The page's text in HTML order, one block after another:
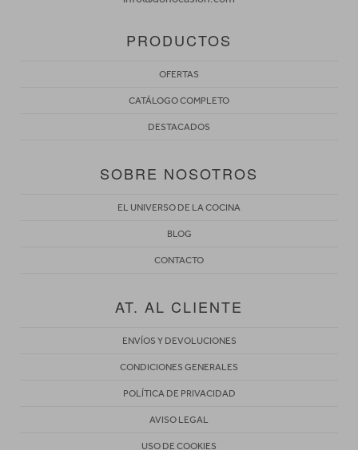
PRODUCTOS
OFERTAS
CATÁLOGO COMPLETO
DESTACADOS
SOBRE NOSOTROS
EL UNIVERSO DE LA COCINA
BLOG
CONTACTO
AT. AL CLIENTE
ENVÍOS Y DEVOLUCIONES
CONDICIONES GENERALES
POLÍTICA DE PRIVACIDAD
AVISO LEGAL
USO DE COOKIES